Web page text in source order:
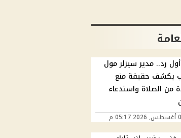
رد.. مدير سيزلر مول
يكشف حقيقة منع
من الصلاة واستدعاء